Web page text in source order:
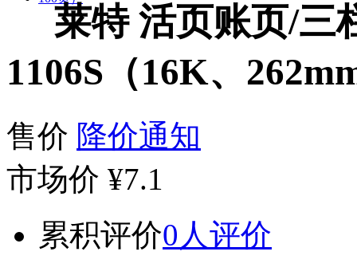
莱特 活页账页/三
1106S（16K、
售价 降价通知
市场价 ¥7.1
累积评价0人评价